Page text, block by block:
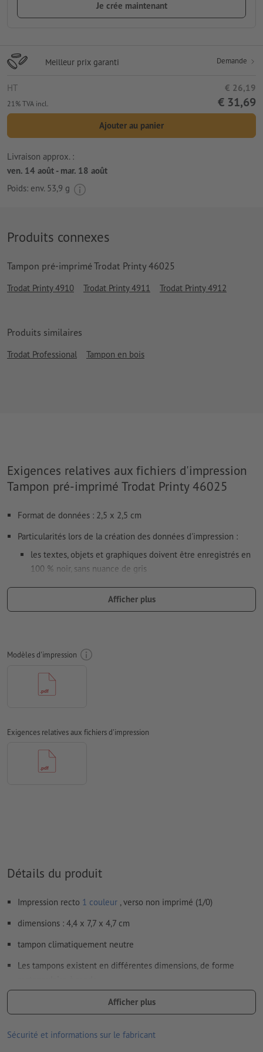
Je crée maintenant
Meilleur prix garanti Demande
HT € 26,19
21% TVA incl. € 31,69
Ajouter au panier
Livraison approx. :
ven. 14 août - mar. 18 août
Poids: env. 53,9 g
Produits connexes
Tampon pré-imprimé Trodat Printy 46025
Trodat Printy 4910 Trodat Printy 4911 Trodat Printy 4912
Produits similaires
Trodat Professional Tampon en bois
Exigences relatives aux fichiers d'impression
Tampon pré-imprimé Trodat Printy 46025
Format de données : 2,5 x 2,5 cm
Particularités lors de la création des données d'impression :
les textes, objets et graphiques doivent être enregistrés en
100 % noir, sans nuance de gris
N’utilisez pas d’effets comme des ombres, dégradés, trames,
notre conseil :pour une impression optimale, utilisez des
polices sérif, telles que Arial, Verdana ou Helvetica
distance entre motif et bord : 1 mm au minimum
Résolution:600 dpi
Comment créer correctement des fichiers d'impression?
Afficher plus
Modèles d'impression
Exigences relatives aux fichiers d'impression
Détails du produit
Impression recto 1 couleur , verso non imprimé (1/0)
dimensions : 4,4 x 7,7 x 4,7 cm
tampon climatiquement neutre
Les tampons existent en différentes dimensions, de forme
fournitures : tampon avec tampon encreur et empreinte
Afficher plus
Sécurité et informations sur le fabricant